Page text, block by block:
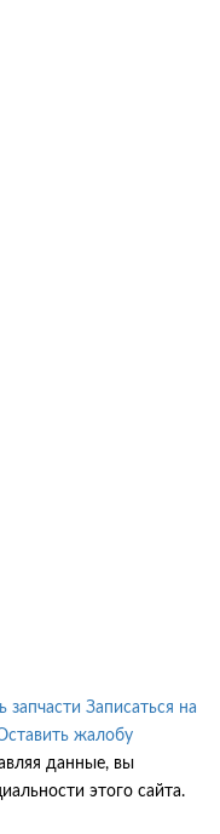
запчасти Записаться на
жалобу
данные, вы
этого сайта.